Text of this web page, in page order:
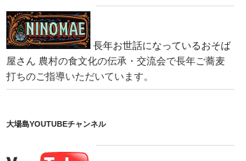
長年お世話になっているおそば
屋さん 農村の食文化の伝承・交流会で長年ご蕎麦
打ちのご指導いただいています。
大場島YOUTUBEチャンネル